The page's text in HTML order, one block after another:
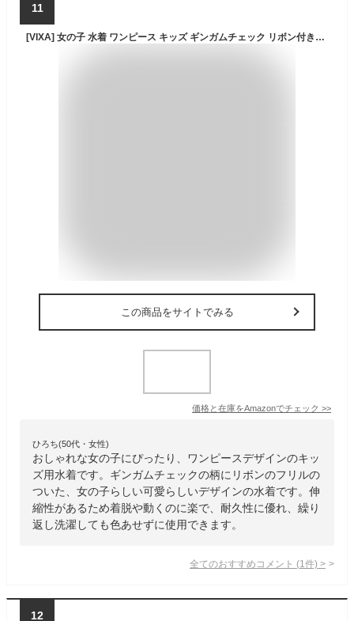
11
[VIXA] 女の子 水着 ワンピース キッズ ギンガムチェック リボン付き水着 フリル付き リボン装飾 可愛い 子供用 スイムウェア UVカット 速乾 伸縮性 プール ビーチ 夏用 女児 ブルーピンク 100-150cm (JP, 身長, 90, 女児用, ブルーピンク)
この商品をサイトでみる
価格と在庫をAmazonでチェック >>
ひろち(50代・女性)
おしゃれな女の子にぴったり、ワンピースデザインのキッ
ズ用水着です。ギンガムチェックの柄にリボンのフリルの
ついた、女の子らしい可愛らしいデザインの水着です。伸
縮性があるため着脱や動くのに楽で、耐久性に優れ、繰り
返し洗濯しても色あせずに使用できます。
全てのおすすめコメント (1 件) >
12